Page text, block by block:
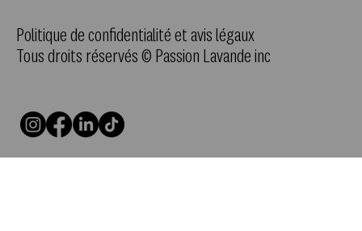
Politique de confidentialité et avis légaux
Tous droits réservés © Passion Lavande inc